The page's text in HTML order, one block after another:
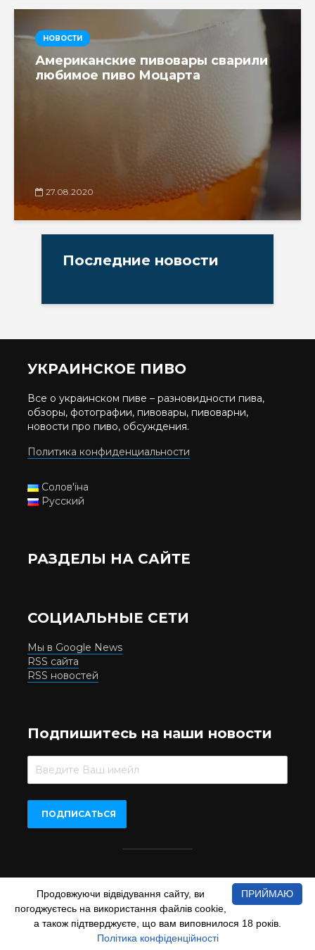
НОВОСТИ
Американские пивовары сварили
любимое пиво Моцарта
27.08.2020
Последние новости
УКРАИНСКОЕ ПИВО
Все о украинском пиве – разновидности пива,
обзоры, фотографии, пивовары, пивоварни,
новости про пиво, обсуждения.
Политика конфиденциальности
Солов'їна
Русский
РАЗДЕЛЫ НА САЙТЕ
СОЦИАЛЬНЫЕ СЕТИ
Мы в Google News
RSS сайта
RSS новостей
Подпишитесь на наши новости
Beer.UA © 2016-2022
При копіюванні матеріалів з сайту обов'язкове пряме
відкрите для пошукових систем гіперпосилання на сайт
www.beer.ua
ПРИЙМАЮ
Продовжуючи відвідування сайту, ви
погоджуєтесь на використання файлів cookie,
а також підтверджуєте, що вам виповнилося 18 років.
Політика конфіденційності